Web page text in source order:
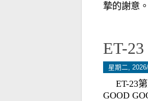
摯的謝意
ET-
星期二,
ET-23
GOOD